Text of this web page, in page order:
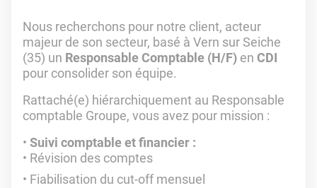
Nous recherchons pour notre client, acteur
majeur de son secteur, basé à Vern sur Seiche
(35) un Responsable Comptable (H/F) en CDI
pour consolider son équipe.
Rattaché(e) hiérarchiquement au Responsable
comptable Groupe, vous avez pour mission :
Suivi comptable et financier :
Révision des comptes
Fiabilisation du cut-off mensuel